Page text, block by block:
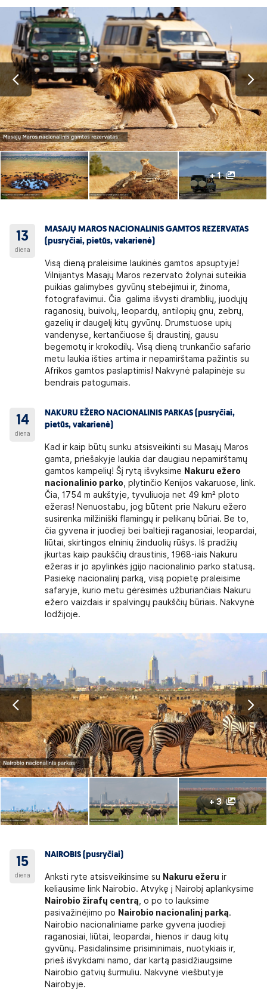
+ 1
13
diena
MASAJŲ MAROS NACIONALINIS GAMTOS REZERVATAS
(pusryčiai, pietūs, vakarienė)
Visą dieną praleisime laukinės gamtos apsuptyje!
Vilnijantys Masajų Maros rezervato žolynai suteikia
puikias galimybes gyvūnų stebėjimui ir, žinoma,
fotografavimui. Čia galima išvysti dramblių, juodųjų
raganosių, buivolų, leopardų, antilopių gnu, zebrų,
gazelių ir daugelį kitų gyvūnų. Drumstuose upių
vandenyse, kertančiuose šį draustinį, gausu
begemotų ir krokodilų. Visą dieną trunkančio safario
metu laukia išties artima ir nepamirštama pažintis su
Afrikos gamtos paslaptimis! Nakvynė palapinėje su
bendrais patogumais.
14
diena
NAKURU EŽERO NACIONALINIS PARKAS (pusryčiai,
pietūs, vakarienė)
Kad ir kaip būtų sunku atsisveikinti su Masajų Maros
gamta, priešakyje laukia dar daugiau nepamirštamų
gamtos kampelių! Šį rytą išvyksime Nakuru ežero
nacionalinio parko , plytinčio Kenijos vakaruose, link.
Čia, 1754 m aukštyje, tyvuliuoja net 49 km² ploto
ežeras! Nenuostabu, jog būtent prie Nakuru ežero
susirenka milžiniški flamingų ir pelikanų būriai. Be to,
čia gyvena ir juodieji bei baltieji raganosiai, leopardai,
liūtai, skirtingos elninių žinduolių rūšys. Iš pradžių
įkurtas kaip paukščių draustinis, 1968-iais Nakuru
ežeras ir jo apylinkės įgijo nacionalinio parko statusą.
Pasiekę nacionalinį parką, visą popietę praleisime
safaryje, kurio metu gėrėsimės užburiančiais Nakuru
ežero vaizdais ir spalvingų paukščių būriais. Nakvynė
lodžijoje.
+ 3
15
diena
NAIROBIS (pusryčiai)
Anksti ryte atsisveikinsime su Nakuru ežeru ir
keliausime link Nairobio. Atvykę į Nairobį aplankysime
Nairobio žirafų centrą, o po to lauksime
pasivažinėjimo po Nairobio nacionalinį parką.
Nairobio nacionaliniame parke gyvena juodieji
raganosiai, liūtai, leopardai, hienos ir daug kitų
gyvūnų. Pasidalinsime prisiminimais, nuotykiais ir,
prieš išvykdami namo, dar kartą pasidžiaugsime
Nairobio gatvių šurmuliu. Nakvynė viešbutyje
Nairobyje.